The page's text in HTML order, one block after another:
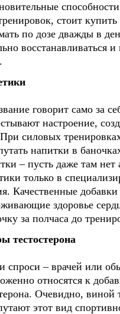
стоит
по дозе дважды в
восстанавливаться
говорит само за
настроение,
силовых
напитки в
– пусть даже там
только в
Качественные
здоровье
за полчаса до
тестостерона
спроси – врачей или
относятся к
Очевидно,
этот вид